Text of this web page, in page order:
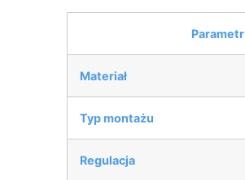
Parametr
Materiał
Typ montażu
Regulacja